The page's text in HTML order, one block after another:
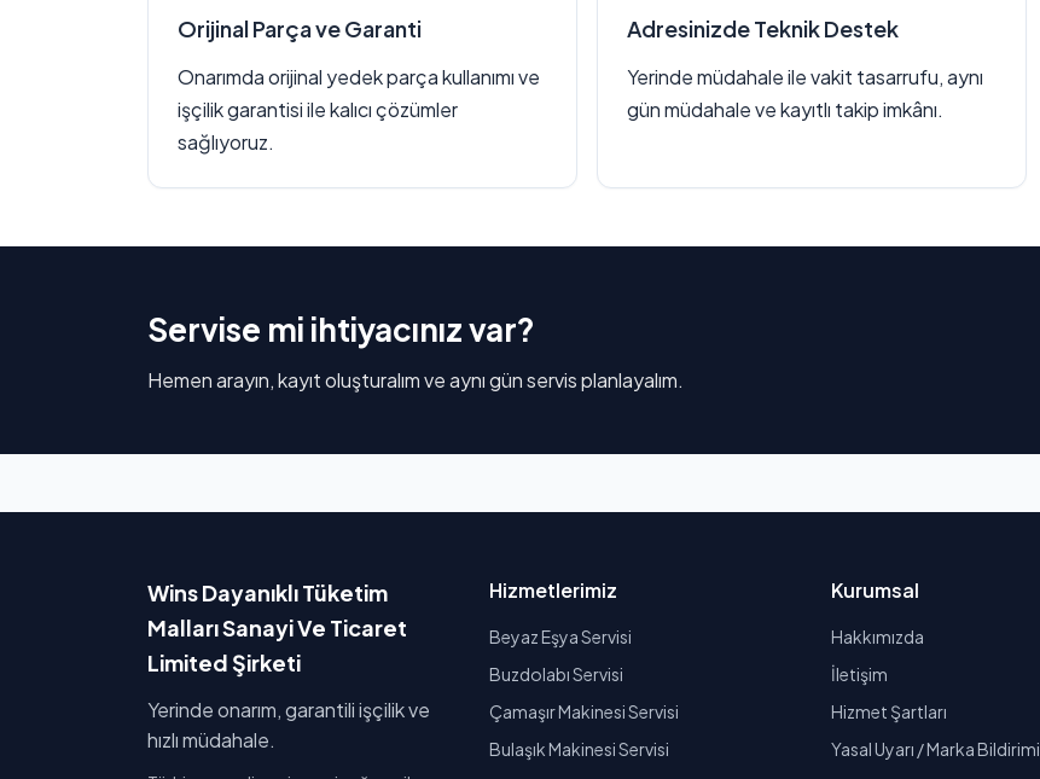
Orijinal Parça ve Garanti
Onarımda orijinal yedek parça kullanımı ve
işçilik garantisi ile kalıcı çözümler
sağlıyoruz.
Adresinizde Teknik Destek
Yerinde müdahale ile vakit tasarrufu, aynı
gün müdahale ve kayıtlı takip imkânı.
Servise mi ihtiyacınız var?
Hemen arayın, kayıt oluşturalım ve aynı gün servis planlayalım.
Wins Dayanıklı Tüketim
Malları Sanayi Ve Ticaret
Limited Şirketi
Yerinde onarım, garantili işçilik ve
hızlı müdahale.
Hizmetlerimiz
Beyaz Eşya Servisi
Buzdolabı Servisi
Çamaşır Makinesi Servisi
Bulaşık Makinesi Servisi
Kurumsal
Hakkımızda
İletişim
Hizmet Şartları
Yasal Uyarı / Marka Bildirimi